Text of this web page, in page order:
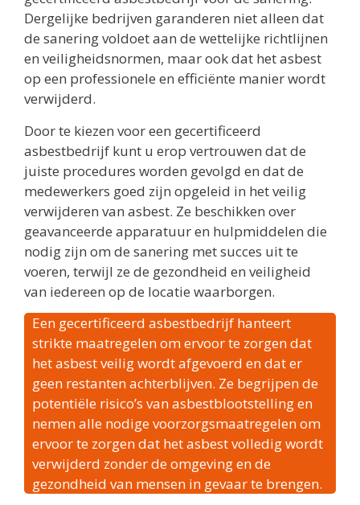
Dergelijke bedrijven garanderen niet alleen dat
de sanering voldoet aan de wettelijke richtlijnen
en veiligheidsnormen, maar ook dat het asbest
op een professionele en efficiënte manier wordt
verwijderd.
Door te kiezen voor een gecertificeerd
asbestbedrijf kunt u erop vertrouwen dat de
juiste procedures worden gevolgd en dat de
medewerkers goed zijn opgeleid in het veilig
verwijderen van asbest. Ze beschikken over
geavanceerde apparatuur en hulpmiddelen die
nodig zijn om de sanering met succes uit te
voeren, terwijl ze de gezondheid en veiligheid
van iedereen op de locatie waarborgen.
Een gecertificeerd asbestbedrijf hanteert
strikte maatregelen om ervoor te zorgen dat
het asbest veilig wordt afgevoerd en dat er
geen restanten achterblijven. Ze begrijpen de
potentiële risico’s van asbestblootstelling en
nemen alle nodige voorzorgsmaatregelen om
ervoor te zorgen dat het asbest volledig wordt
verwijderd zonder de omgeving en de
gezondheid van mensen in gevaar te brengen.